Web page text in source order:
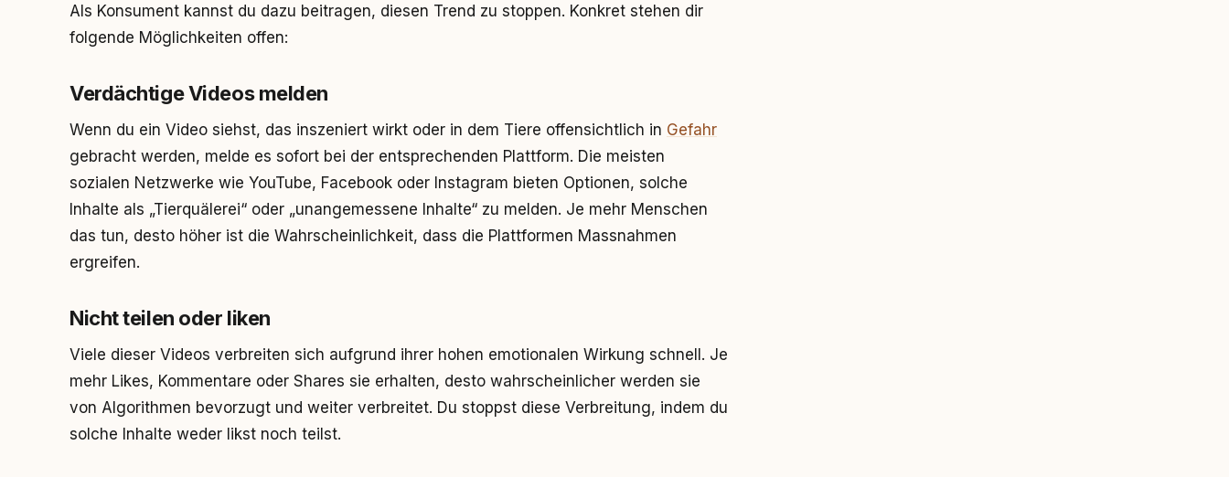
Als Konsument kannst du dazu beitragen, diesen Trend zu stoppen. Konkret stehen dir
folgende Möglichkeiten offen:
Verdächtige Videos melden
Wenn du ein Video siehst, das inszeniert wirkt oder in dem Tiere offensichtlich in Gefahr
gebracht werden, melde es sofort bei der entsprechenden Plattform. Die meisten
sozialen Netzwerke wie YouTube, Facebook oder Instagram bieten Optionen, solche
Inhalte als „Tierquälerei“ oder „unangemessene Inhalte“ zu melden. Je mehr Menschen
das tun, desto höher ist die Wahrscheinlichkeit, dass die Plattformen Massnahmen
ergreifen.
Nicht teilen oder liken
Viele dieser Videos verbreiten sich aufgrund ihrer hohen emotionalen Wirkung schnell. Je
mehr Likes, Kommentare oder Shares sie erhalten, desto wahrscheinlicher werden sie
von Algorithmen bevorzugt und weiter verbreitet. Du stoppst diese Verbreitung, indem du
solche Inhalte weder likst noch teilst.